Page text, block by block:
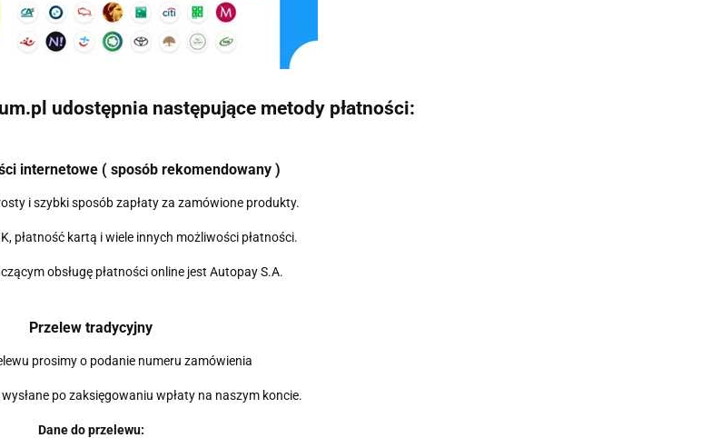
udostępnia następujące metody płatności:
internetowe ( sposób rekomendowany )
i szybki sposób zapłaty za zamówione produkty.
płatność kartą i wiele innych możliwości płatności.
obsługę płatności online jest Autopay S.A.
Przelew tradycyjny
prosimy o podanie numeru zamówienia
po zaksięgowaniu wpłaty na naszym koncie.
Dane do przelewu: